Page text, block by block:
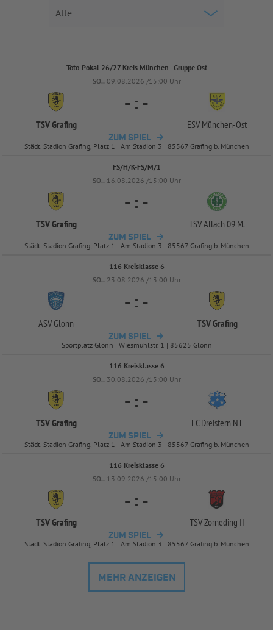
Toto-Pokal 26/27 Kreis München - Gruppe Ost
SO.. 09.08.2026 /15:00 Uhr
TSV Grafing
- : -
ESV München-Ost
ZUM SPIEL
Städt. Stadion Grafing, Platz 1 | Am Stadion 3 | 85567 Grafing b. München
FS/H/K-FS/M/1
SO.. 16.08.2026 /15:00 Uhr
TSV Grafing
- : -
TSV Allach 09 M.
ZUM SPIEL
Städt. Stadion Grafing, Platz 1 | Am Stadion 3 | 85567 Grafing b. München
116 Kreisklasse 6
SO.. 23.08.2026 /13:00 Uhr
ASV Glonn
- : -
TSV Grafing
ZUM SPIEL
Sportplatz Glonn | Wiesmühlstr. 1 | 85625 Glonn
116 Kreisklasse 6
SO.. 30.08.2026 /15:00 Uhr
TSV Grafing
- : -
FC Dreistern NT
ZUM SPIEL
Städt. Stadion Grafing, Platz 1 | Am Stadion 3 | 85567 Grafing b. München
116 Kreisklasse 6
SO.. 13.09.2026 /15:00 Uhr
TSV Grafing
- : -
TSV Zorneding II
ZUM SPIEL
Städt. Stadion Grafing, Platz 1 | Am Stadion 3 | 85567 Grafing b. München
MEHR ANZEIGEN